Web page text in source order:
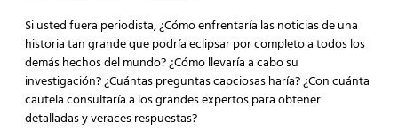
Si usted fuera periodista, ¿Cómo enfrentaría las noticias de una
historia tan grande que podría eclipsar por completo a todos los
demás hechos del mundo? ¿Cómo llevaría a cabo su
investigación? ¿Cuántas preguntas capciosas haría? ¿Con cuánta
cautela consultaría a los grandes expertos para obtener
detalladas y veraces respuestas?